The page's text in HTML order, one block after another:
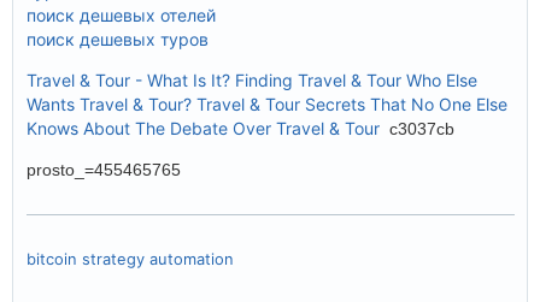
поиск дешевых отелей
поиск дешевых туров
Travel & Tour - What Is It? Finding Travel & Tour Who Else
Wants Travel & Tour? Travel & Tour Secrets That No One Else
Knows About The Debate Over Travel & Tour c3037cb
prosto_=455465765
bitcoin strategy automation